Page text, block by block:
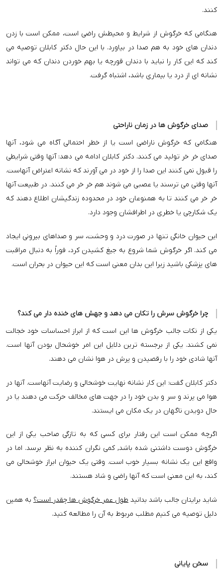
کنند.
هنگامی که خرگوش از شرایط و محیطش راضی است، ممکن است با زدن
دندان های خود به هم صدا در بیاورد. با این حال دکتر کابلان توصیه می
کند که این کار را نباید با دندان قورچه یا بهم خوردن دندان که می تواند
نشانه ای از درد یا بیماری باشد، اشتباه گرفت.
صدای خرگوش ها در زمان ناراحتی
هنگامی که خرگوش ناراضی است یا از خطر احتمالی آگاه می شود، آنها
صدای خر خر تولید می کنند. دکتر کابلان ادامه می دهد: آنها وقتی شرایطی
را قبول نمی كنند این صدا را از خود در می آورند که نشانه اعتراض آنهاست.
آنها وقتی می ترسند یا عصبی می شوند هم خر خر می کنند. در طبیعت آنها
خر خر می کنند تا به همنوعان خود در محدوده زندگیشان اطلاع دهند که
یک شکارچی یا خطری در اطرافشان وجود دارد.
این حیوان خانگی تنها در صورت درد و وحشت، سر و صداهای بیرونی ایجاد
می کند. اگر خرگوش شما شروع به جیغ کشیدن کرد، فوراً به دنبال مراقبت
های پزشکی باشید زیرا این بدان معنی است که این حیوان در بحران است.
چرا خرگوش سرش را تکان می دهد و جهش های خنده دار می کند؟
یکی از نکات جالب خرگوش ها این است که از ابراز احساسات خود خجالت
نمی کشند. یکی از برجسته ترین دلایل این امر خوشحال بودن آنها است.
آنها شادی خود را با رقصیدن و پرش در هوا نشان می دهند.
دکتر کابلان گفت: این کار نشانه نهایت خوشحالی و رضایت آنهاست. آنها در
هوا می پرند و سر و بدن خود را در جهت های مخالف حرکت می دهند یا در
حال دویدن ناگهان در یک مکان می ایستند.
اگرچه ممکن است این رفتار برای کسی که به تازگی صاحب یکی از این
خرگوش دوست داشتنی شده باشد, کمی نگران کننده به نظر برسد. اما در
واقع این یک نشانه بسیار خوب است. وقتی یک حیوان ابراز خوشحالی می
کند، به این معنی است که آنها راضی و شاد هستند.
شاید برایتان جالب باشد بدانید طول عمر خرگوش ها چقدر است؟به همین
دلیل توصیه می کنیم مطلب مربوط به آن را مطالعه کنید.
سخن پایانی